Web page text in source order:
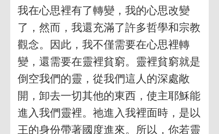
我在心思裡有了轉變，我的心思改變
了，然而，我還充滿了許多哲學和宗教
觀念。因此，我不僅需要在心思裡轉
變，還需要在靈裡貧窮。靈裡貧窮就是
倒空我們的靈，從我們這人的深處敞
開，卸去一切其他的東西，使主耶穌能
進入我們靈裡。祂進入我裡面時，是以
王的身份帶著國度進來。所以，你若靈